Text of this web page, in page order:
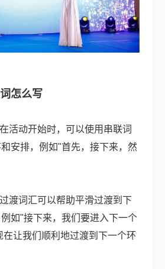
怎么写
活动开始时，可以使用串联词
安排，例如"首先，接下来，然
渡词汇可以帮助平滑过渡到下
如"接下来，我们要进入下一个
在让我们顺利地过渡到下一个环